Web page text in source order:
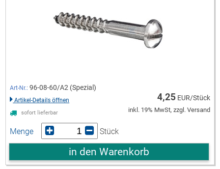
Art-Nr.: 96-08-60/A2 (Spezial)
Artikel-Details öffnen
sofort lieferbar
4,25 EUR/Stück
inkl. 19% MwSt, zzgl. Versand
Menge Stück
in den Warenkorb